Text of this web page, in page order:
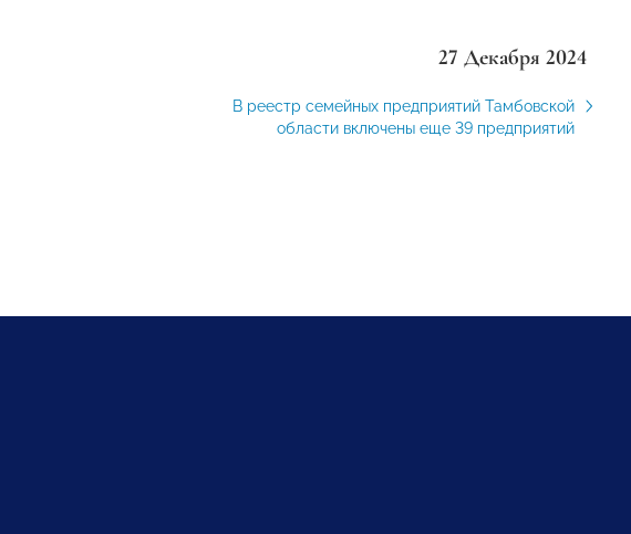
27 Декабря 2024
В реестр семейных предприятий Тамбовской
области включены еще 39 предприятий